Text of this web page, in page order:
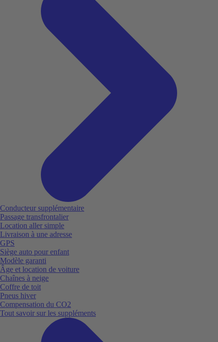
Conducteur supplémentaire
Passage transfrontalier
Location aller simple
Livraison à une adresse
GPS
Siège auto pour enfant
Modèle garanti
Âge et location de voiture
Chaînes à neige
Coffre de toit
Pneus hiver
Compensation du CO2
Tout savoir sur les suppléments